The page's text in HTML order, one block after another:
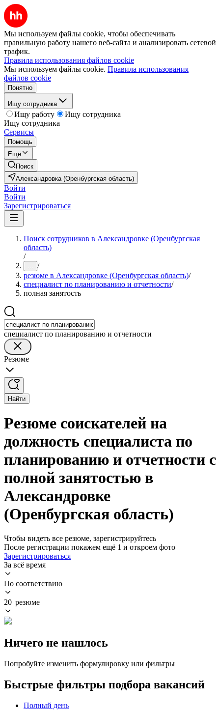
Мы используем файлы cookie, чтобы обеспечивать
правильную работу нашего веб-сайта и анализировать сетевой
трафик.
Правила использования файлов cookie
Мы используем файлы cookie. Правила использования
файлов cookie
Понятно
Ищу сотрудника
Ищу работу
Ищу сотрудника
Ищу сотрудника
Сервисы
Помощь
Ещё
Поиск
Александровка (Оренбургская область)
Войти
Войти
Зарегистрироваться
Поиск сотрудников в Александровке (Оренбургская
область)
/
... /
резюме в Александровке (Оренбургская область)/
специалист по планированию и отчетности/
полная занятость
специалист по планированию и отчетности
Резюме
Найти
Резюме соискателей на
должность специалиста по
планированию и отчетности с
полной занятостью в
Александровке
(Оренбургская область)
Чтобы видеть все резюме, зарегистрируйтесь
После регистрации покажем ещё 1 и откроем фото
Зарегистрироваться
За всё время
По соответствию
20 резюме
Ничего не нашлось
Попробуйте изменить формулировку или фильтры
Быстрые фильтры подбора вакансий
Полный день